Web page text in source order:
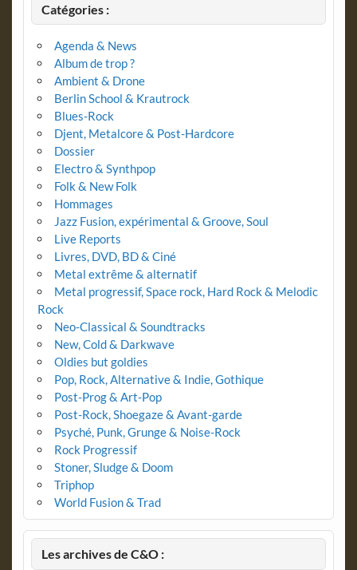
Catégories :
Agenda & News
Album de trop ?
Ambient & Drone
Berlin School & Krautrock
Blues-Rock
Djent, Metalcore & Post-Hardcore
Dossier
Electro & Synthpop
Folk & New Folk
Hommages
Jazz Fusion, expérimental & Groove, Soul
Live Reports
Livres, DVD, BD & Ciné
Metal extrême & alternatif
Metal progressif, Space rock, Hard Rock & Melodic
Rock
Neo-Classical & Soundtracks
New, Cold & Darkwave
Oldies but goldies
Pop, Rock, Alternative & Indie, Gothique
Post-Prog & Art-Pop
Post-Rock, Shoegaze & Avant-garde
Psyché, Punk, Grunge & Noise-Rock
Rock Progressif
Stoner, Sludge & Doom
Triphop
World Fusion & Trad
Les archives de C&O :